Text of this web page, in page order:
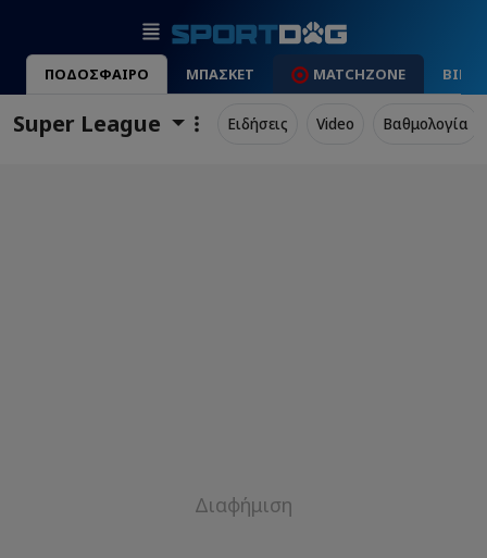
ΠΟΔΟΣΦΑΙΡΟ ΜΠΑΣΚΕΤ MATCHZONE
Super League Ειδήσεις Video Βαθμολογία